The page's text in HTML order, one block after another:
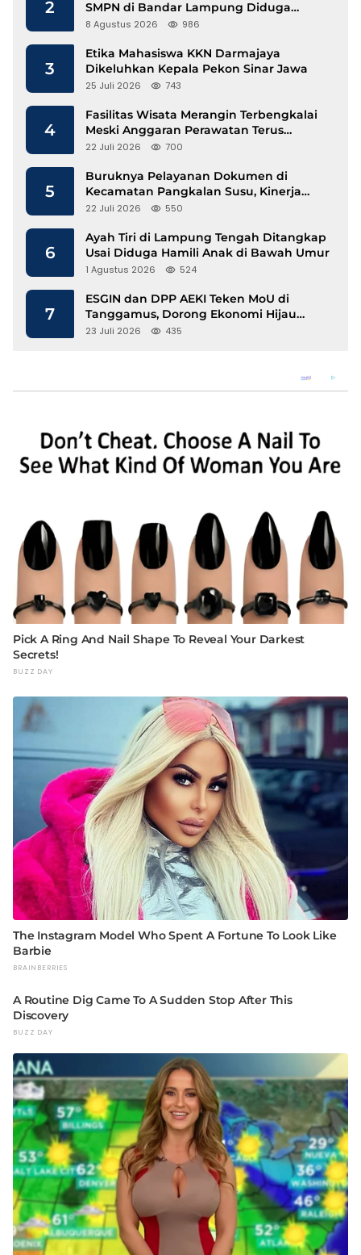
2
SMPN di Bandar Lampung Diduga
Lecehkan Siswi
8 Agustus 2026 986
3
Etika Mahasiswa KKN Darmajaya
Dikeluhkan Kepala Pekon Sinar Jawa
25 Juli 2026 743
4
Fasilitas Wisata Merangin Terbengkalai
Meski Anggaran Perawatan Terus
Mengalir
22 Juli 2026 700
5
Buruknya Pelayanan Dokumen di
Kecamatan Pangkalan Susu, Kinerja
Disdukcapil Langkat Disorot
22 Juli 2026 550
6
Ayah Tiri di Lampung Tengah Ditangkap
Usai Diduga Hamili Anak di Bawah Umur
1 Agustus 2026 524
7
ESGIN dan DPP AEKI Teken MoU di
Tanggamus, Dorong Ekonomi Hijau
Berbasis Kopi dan Perdagangan Karbon
23 Juli 2026 435